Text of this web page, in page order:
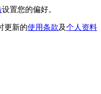
设置您的偏好。
更新的使用条款及个人资料